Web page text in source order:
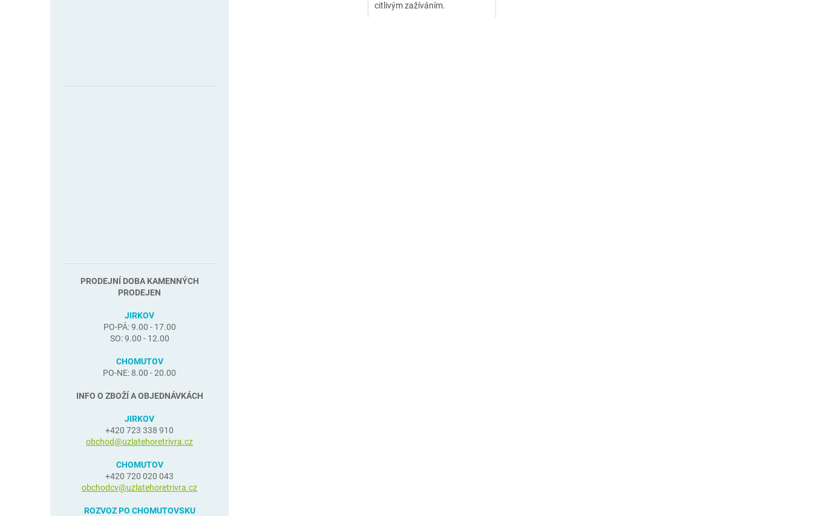
PRODEJNÍ DOBA KAMENNÝCH
PRODEJEN
JIRKOV
PO-PÁ: 9.00 - 17.00
SO: 9.00 - 12.00
CHOMUTOV
PO-NE: 8.00 - 20.00
INFO O ZBOŽÍ A OBJEDNÁVKÁCH
JIRKOV
+420 723 338 910
obchod@uzlatehoretrivra.cz
CHOMUTOV
+420 720 020 043
obchodcv@uzlatehoretrivra.cz
ROZVOZ PO CHOMUTOVSKU
citlivým zažíváním.